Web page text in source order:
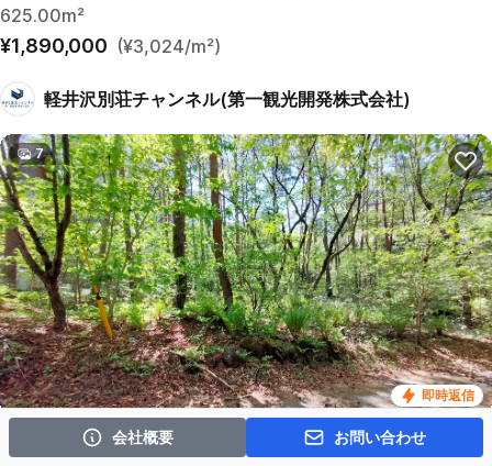
会社概要 お問い合わせ
625.00m²
¥1,890,000 (¥3,024/m²)
軽井沢別荘チャンネル(第一観光開発株式会社)
即時返信
7
浅間ハイランドパーク 1,000㎡越えの広々とした土地